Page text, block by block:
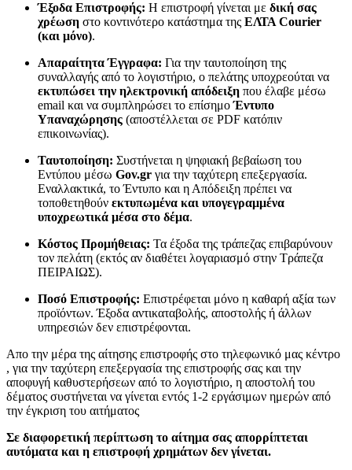
Έξοδα Επιστροφής: Η επιστροφή γίνεται με δική σας
χρέωση στο κοντινότερο κατάστημα της ΕΛΤΑ Courier
(και μόνο).
Απαραίτητα Έγγραφα: Για την ταυτοποίηση της
συναλλαγής από το λογιστήριο, ο πελάτης υποχρεούται να
εκτυπώσει την ηλεκτρονική απόδειξη που έλαβε μέσω
email και να συμπληρώσει το επίσημοΈντυπο
Υπαναχώρησης (αποστέλλεται σε PDF κατόπιν
επικοινωνίας).
Ταυτοποίηση: Συστήνεται η ψηφιακή βεβαίωση του
Εντύπου μέσω Gov.gr για την ταχύτερη επεξεργασία.
Εναλλακτικά, το Έντυπο και η Απόδειξη πρέπει να
τοποθετηθούν εκτυπωμένα και υπογεγραμμένα
υποχρεωτικά μέσα στο δέμα.
Κόστος Προμήθειας: Τα έξοδα της τράπεζας επιβαρύνουν
τον πελάτη (εκτός αν διαθέτει λογαριασμό στην Τράπεζα
ΠΕΙΡΑΙΩΣ).
Ποσό Επιστροφής: Επιστρέφεται μόνο η καθαρή αξία των
προϊόντων. Έξοδα αντικαταβολής, αποστολής ή άλλων
υπηρεσιών δεν επιστρέφονται.
Απο την μέρα της αίτησης επιστροφής στο τηλεφωνικό μας κέντρο
, για την ταχύτερη επεξεργασία της επιστροφής σας και την
αποφυγή καθυστερήσεων από το λογιστήριο, η αποστολή του
δέματος συστήνεται να γίνεται εντός 1-2 εργάσιμων ημερών από
την έγκριση του αιτήματος
Σε διαφορετική περίπτωση το αίτημα σας απορρίπτεται
αυτόματα και η επιστροφή χρημάτων δεν γίνεται.